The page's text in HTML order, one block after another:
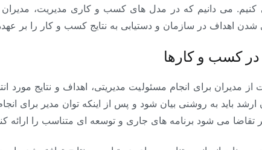
کنیم. می دانیم که در مدل های کسب و کاری مدیریت،
اهداف در سازمان و دستیابی به نتایج کسب و کار را بر
کسب و کارها
مدیران برای انجام مسئولیت مدیریتی، اهداف و نتایج مورد
ارشد باید به روشنی بیان شود و پس از اینکه توان مدیر برای
تقاضا می شود برنامه های جاری و توسعه ای متناسب را ارائه